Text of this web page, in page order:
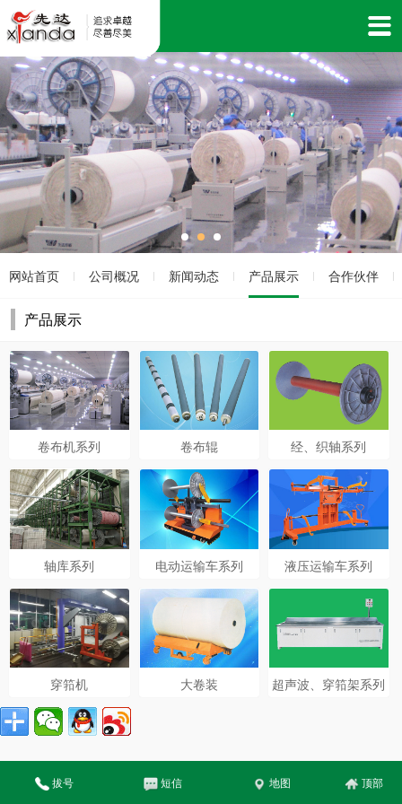
网站首页 | 公司概况 | 新闻动态 | 产品展示 | 合作伙伴 |
产品展示
卷布机系列 卷布辊 经、织轴系列
轴库系列 电动运输车系列 液压运输车系列
穿筘机 大卷装 超声波、穿筘架系列
拔号 短信 地图 顶部